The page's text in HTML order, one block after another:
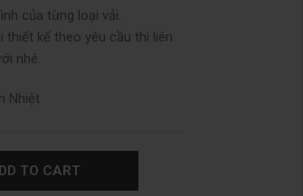
của từng loại vải.
thiết kế theo yêu cầu thì liên
nhé.
Nhiệt
TO CART